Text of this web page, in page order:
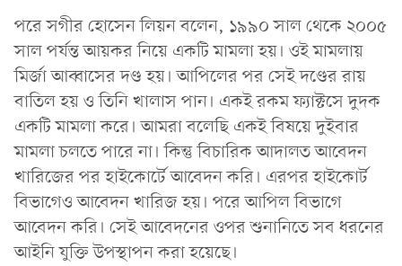
পরে সগীর হোসেন লিয়ন বলেন, ১৯৯০ সাল থেকে ২০০৫
সাল পর্যন্ত আয়কর নিয়ে একটি মামলা হয়। ওই মামলায়
মির্জা আব্বাসের দণ্ড হয়। আপিলের পর সেই দণ্ডের রায়
বাতিল হয় ও তিনি খালাস পান। একই রকম ফ্যাক্টসে দুদক
একটি মামলা করে। আমরা বলেছি একই বিষয়ে দুইবার
মামলা চলতে পারে না। কিন্তু বিচারিক আদালত আবেদন
খারিজের পর হাইকোর্টে আবেদন করি। এরপর হাইকোর্ট
বিভাগেও আবেদন খারিজ হয়। পরে আপিল বিভাগে
আবেদন করি। সেই আবেদনের ওপর শুনানিতে সব ধরনের
আইনি যুক্তি উপস্থাপন করা হয়েছে।